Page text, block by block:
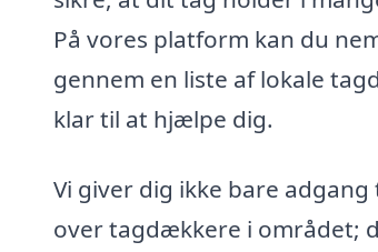
På vores platform kan du
gennem en liste af lokale
klar til at hjælpe dig.
Vi giver dig ikke bare
over tagdækkere i området;